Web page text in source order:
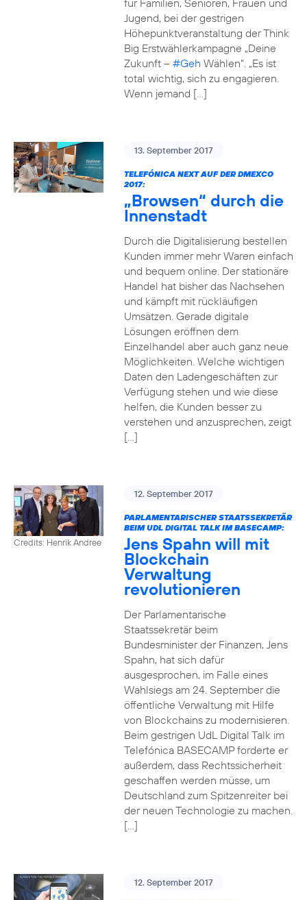
für Familien, Senioren, Frauen und
Jugend, bei der gestrigen
Höhepunktveranstaltung der Think
Big Erstwählerkampagne „Deine
Zukunft – #Geh Wählen“. „Es ist
total wichtig, sich zu engagieren.
Wenn jemand […]
13. September 2017
TELEFÓNICA NEXT AUF DER DMEXCO
2017:
„Browsen“ durch die
Innenstadt
Durch die Digitalisierung bestellen
Kunden immer mehr Waren einfach
und bequem online. Der stationäre
Handel hat bisher das Nachsehen
und kämpft mit rückläufigen
Umsätzen. Gerade digitale
Lösungen eröffnen dem
Einzelhandel aber auch ganz neue
Möglichkeiten. Welche wichtigen
Daten den Ladengeschäften zur
Verfügung stehen und wie diese
helfen, die Kunden besser zu
verstehen und anzusprechen, zeigt
[…]
Credits: Henrik Andree
12. September 2017
PARLAMENTARISCHER STAATSSEKRETÄR
BEIM UDL DIGITAL TALK IM BASECAMP:
Jens Spahn will mit
Blockchain
Verwaltung
revolutionieren
Der Parlamentarische
Staatssekretär beim
Bundesminister der Finanzen, Jens
Spahn, hat sich dafür
ausgesprochen, im Falle eines
Wahlsiegs am 24. September die
öffentliche Verwaltung mit Hilfe
von Blockchains zu modernisieren.
Beim gestrigen UdL Digital Talk im
Telefónica BASECAMP forderte er
außerdem, dass Rechtssicherheit
geschaffen werden müsse, um
Deutschland zum Spitzenreiter bei
der neuen Technologie zu machen.
[…]
12. September 2017